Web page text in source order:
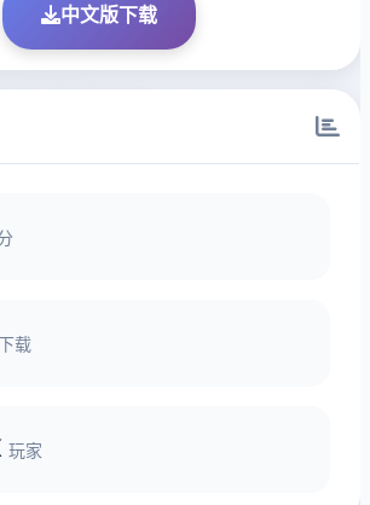
中文版下载
载
玩家